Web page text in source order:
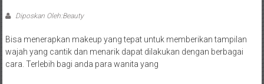
Diposkan Oleh:Beauty
Bisa menerapkan makeup yang tepat untuk memberikan tampilan
wajah yang cantik dan menarik dapat dilakukan dengan berbagai
cara. Terlebih bagi anda para wanita yang